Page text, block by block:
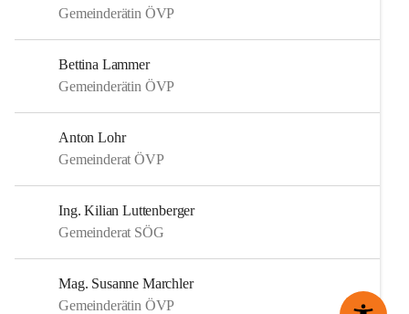
Gemeinderätin ÖVP
Bettina Lammer
Gemeinderätin ÖVP
Anton Lohr
Gemeinderat ÖVP
Ing. Kilian Luttenberger
Gemeinderat SÖG
Mag. Susanne Marchler
Gemeinderätin ÖVP